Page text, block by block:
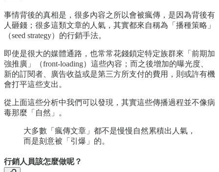
事情背後的真相是，很多內容之所以會被瘋傳，是因為背後有
人砸錢；很多這類文章的人氣，其實都來自稱為「播種策略」
（seed strategy）的行銷手法。
即使是很大的媒體通路，也常常花錢鎖定特定族群來「前期加
強推廣」（front-loading）這些內容；而之後增加的曝光度、
新的訂閱者、廣告收益或是第三方所支付的費用，則或許有機
會打平這些支出。
從上面這些分析中我們可以發現，其實這些傳播過程並不像病
毒那麼「自然」。
大多數「瘋傳文章」都不是慢慢自然累積出人氣，
而是刻意被「引爆」的。
行銷人員該怎麼做呢？